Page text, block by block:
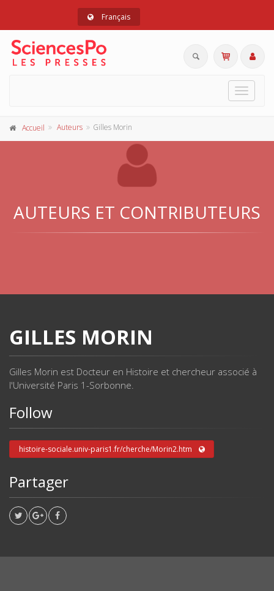
Français
Toggle
Accueil Auteurs Gilles Morin
AUTEURS ET CONTRIBUTEURS
GILLES MORIN
Gilles Morin est Docteur en Histoire et chercheur associé à
l'Université Paris 1-Sorbonne.
Follow
histoire-sociale.univ-paris1.fr/cherche/Morin2.htm
Partager